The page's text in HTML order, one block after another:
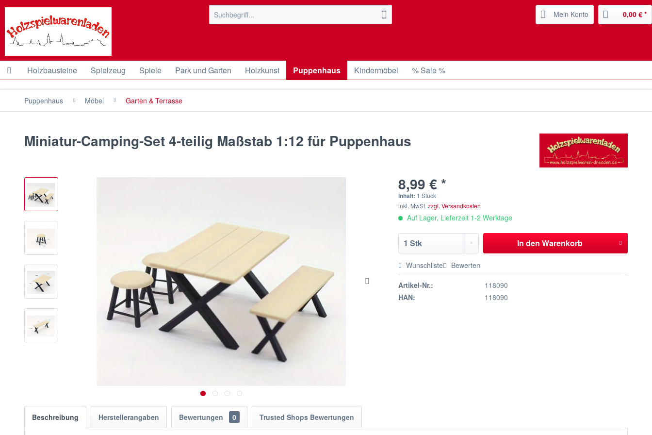
Mein Konto 0,00 € *
Holzbausteine Spielzeug Spiele Park und Garten Holzkunst Puppenhaus Kindermöbel % Sale %
Puppenhaus Möbel Garten & Terrasse
Miniatur-Camping-Set 4-teilig Maßstab 1:12 für Puppenhaus
8,99 € *
Inhalt: 1 Stück
inkl. MwSt.zzgl. Versandkosten
Auf Lager, Lieferzeit 1-2 Werktage
In den Warenkorb
Wunschliste Bewerten
Artikel-Nr.:
118090
HAN:
118090
Beschreibung Herstellerangaben Bewertungen 0 Trusted Shops Bewertungen